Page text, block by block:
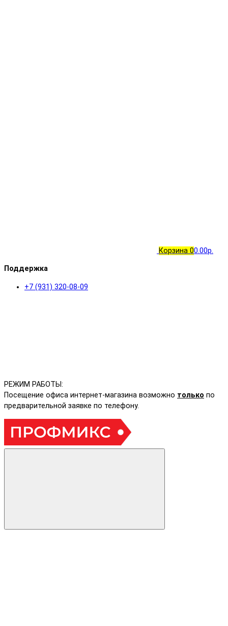
Корзина 00.00р.
Поддержка
+7 (931) 320-08-09
РЕЖИМ РАБОТЫ:
Посещение офиса интернет-магазина возможно только по
предварительной заявке по телефону.